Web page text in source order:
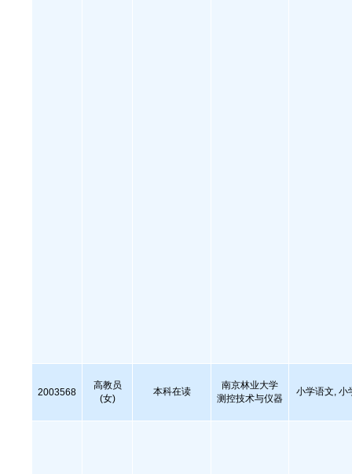
2003568
高教员
(女)
本科在读
南京林业大学
测控技术与仪器
小学语文, 小